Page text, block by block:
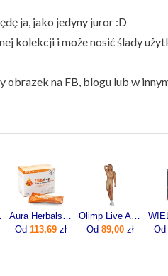
ja, jako jedyny juror :D
kolekcji i może nosić ślady
na FB, blogu lub w
Bone
Aura Herbals Colladrop Forte Kolagen Morski 10000mg 30sasz.
Od 113,69 zł
Olimp Live And Fight Damskie krótkie legginsy Queens Gang Olimp Women's Short Leggings High Waist XL
Od 89,00 zł
Od